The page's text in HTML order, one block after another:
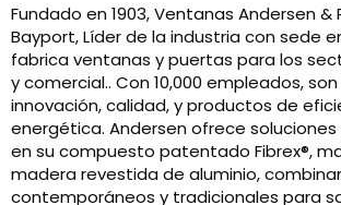
Fundado en 1903, Ventanas Andersen &
Bayport, Líder de la industria con sede
fabrica ventanas y puertas para los
y comercial.. Con 10,000 empleados,
innovación, calidad, y productos de
energética. Andersen ofrece
en su compuesto patentado Fibrex®,
madera revestida de aluminio,
contemporáneos y tradicionales para